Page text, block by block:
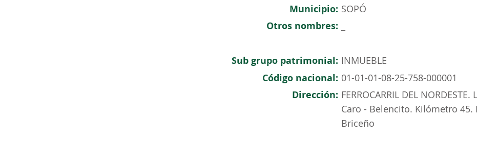
Municipio: SOPÓ
Otros nombres:
Sub grupo patrimonial: INMUEBLE
Código nacional: 01-01-01-08-25-758-000001
Dirección: FERROCARRIL DEL NORDESTE.
Caro - Belencito. Kilómetro
Briceño